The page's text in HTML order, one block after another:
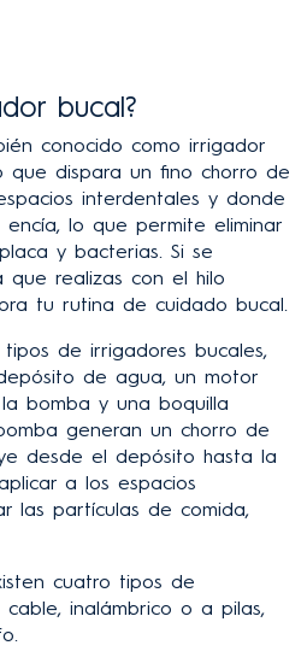
bucal?
conocido como irrigador
que dispara un fino chorro de
interdentales y donde
lo que permite eliminar
y bacterias. Si se
que realizas con el hilo
tu rutina de cuidado bucal.
de irrigadores bucales,
de agua, un motor
bomba y una boquilla
generan un chorro de
desde el depósito hasta la
a los espacios
las partículas de comida,
cuatro tipos de
inalámbrico o a pilas,